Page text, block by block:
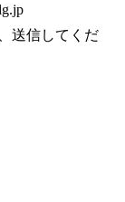
送信してくだ